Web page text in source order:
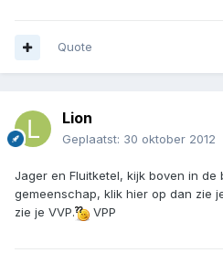
Quote
Lion
Geplaatst: 30 oktober 2012
Jager en Fluitketel, kijk boven in de
gemeenschap, klik hier op dan zie
zie je VVP.
VPP